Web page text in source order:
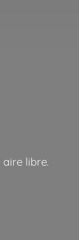
aire libre.